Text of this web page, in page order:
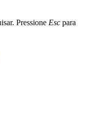
Pressione Esc para